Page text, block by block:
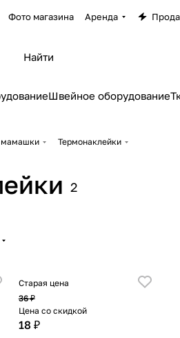
Фото магазина Аренда
Швейное оборудование
мамашки Термонаклейки
2
Старая цена
36 ₽
Цена со скидкой
18 ₽